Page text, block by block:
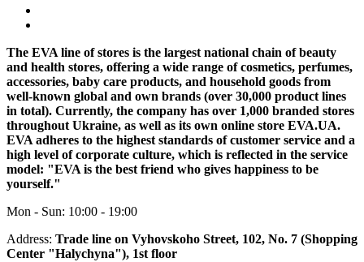
The EVA line of stores is the largest national chain of beauty
and health stores, offering a wide range of cosmetics, perfumes,
accessories, baby care products, and household goods from
well-known global and own brands (over 30,000 product lines
in total). Currently, the company has over 1,000 branded stores
throughout Ukraine, as well as its own online store EVA.UA.
EVA adheres to the highest standards of customer service and a
high level of corporate culture, which is reflected in the service
model: "EVA is the best friend who gives happiness to be
yourself."
Mon - Sun: 10:00 - 19:00
Address: Trade line on Vyhovskoho Street, 102, No. 7 (Shopping
Center "Halychyna"), 1st floor